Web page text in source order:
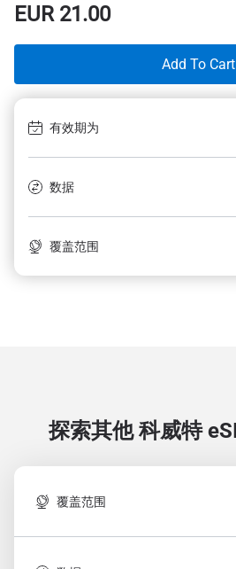
EUR21.00
Add To Cart
有效期为
数据
覆盖范围
探索其他 科威特
覆盖范围